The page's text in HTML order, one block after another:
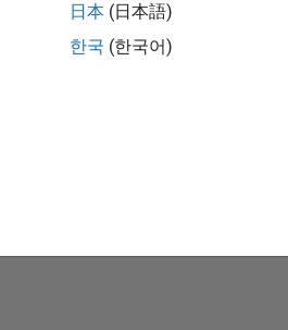
日本 (日本語)
한국 (한국어)